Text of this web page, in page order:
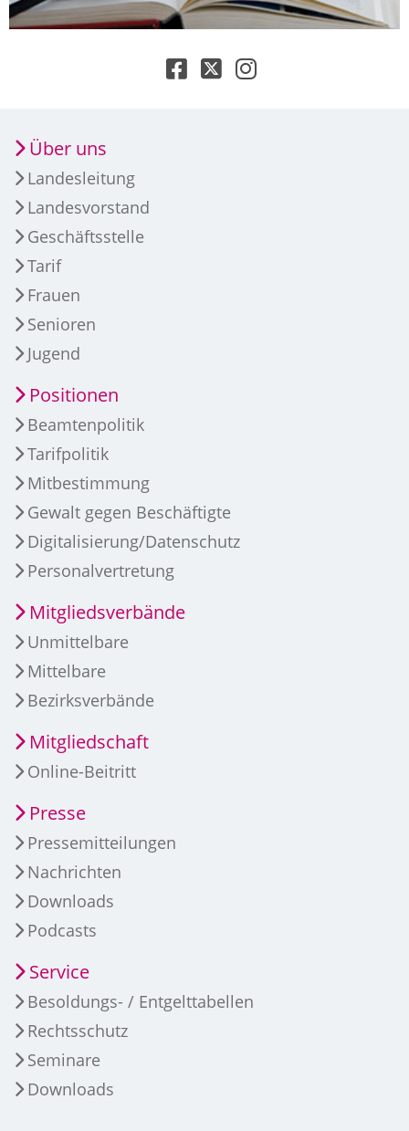
Über uns
Landesleitung
Landesvorstand
Geschäftsstelle
Tarif
Frauen
Senioren
Jugend
Positionen
Beamtenpolitik
Tarifpolitik
Mitbestimmung
Gewalt gegen Beschäftigte
Digitalisierung/Datenschutz
Personalvertretung
Mitgliedsverbände
Unmittelbare
Mittelbare
Bezirksverbände
Mitgliedschaft
Online-Beitritt
Presse
Pressemitteilungen
Nachrichten
Downloads
Podcasts
Service
Besoldungs- / Entgelttabellen
Rechtsschutz
Seminare
Downloads